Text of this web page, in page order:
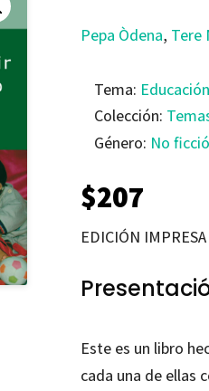
Pepa Òdena, Tere
Tema: Educación
Colección:
Género: No
$207
EDICIÓN IMPRESA
Este es un libro
cada una de ellas